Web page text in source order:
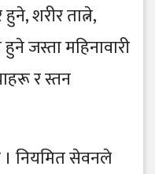
शरीर तात्ने,
जस्ता महिनावारी
र स्तन
नियमित सेवनले